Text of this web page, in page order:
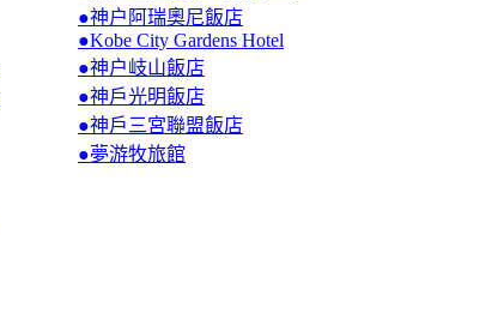
●神户阿瑞奧尼飯店
●Kobe City Gardens Hotel
●神户岐山飯店
●神戶光明飯店
●神戶三宮聯盟飯店
●夢游牧旅館